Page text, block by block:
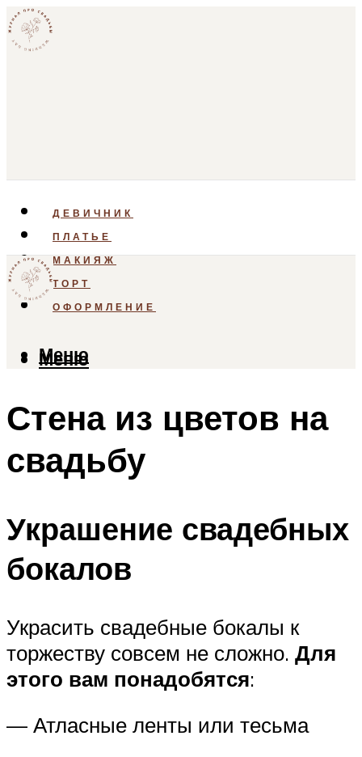
ДЕВИЧНИК
ПЛАТЬЕ
МАКИЯЖ
ТОРТ
ОФОРМЛЕНИЕ
Меню
Меню
Стена из цветов на
свадьбу
Украшение свадебных
бокалов
Украсить свадебные бокалы к
торжеству совсем не сложно. Для
этого вам понадобятся:
— Атласные ленты или тесьма